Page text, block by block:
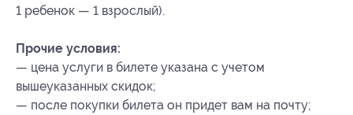
1 ребенок — 1 взрослый).
Прочие условия:
— цена услуги в билете указана с учетом
вышеуказанных скидок;
— после покупки билета он придет вам на почту;